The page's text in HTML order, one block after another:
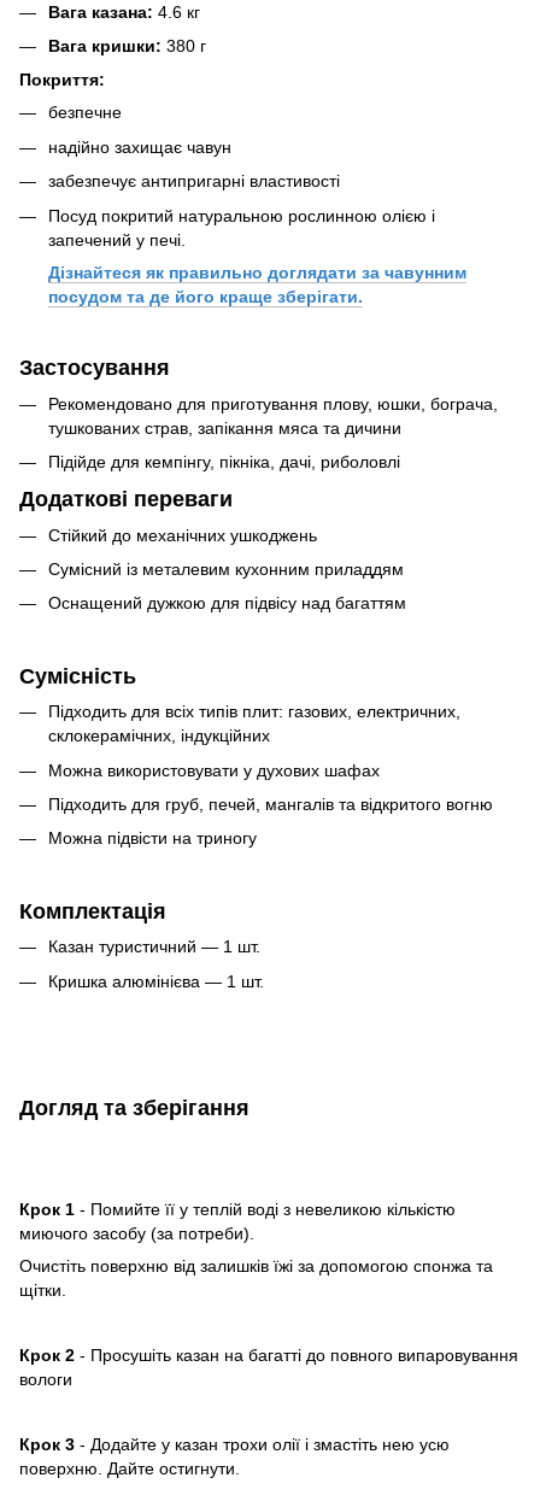
Вага казана: 4.6 кг
Вага кришки: 380 г
Покриття:
безпечне
надійно захищає чавун
забезпечує антипригарні властивості
Посуд покритий натуральною рослинною олією і
запечений у печі.
Дізнайтеся як правильно доглядати за чавунним
посудом та де його краще зберігати.
Застосування
Рекомендовано для приготування плову, юшки, бограча,
тушкованих страв, запікання мяса та дичини
Підійде для кемпінгу, пікніка, дачі, риболовлі
Додаткові переваги
Стійкий до механічних ушкоджень
Сумісний із металевим кухонним приладдям
Оснащений дужкою для підвісу над багаттям
Сумісність
Підходить для всіх типів плит: газових, електричних,
склокерамічних, індукційних
Можна використовувати у духових шафах
Підходить для груб, печей, мангалів та відкритого вогню
Можна підвісти на триногу
Комплектація
Казан туристичний — 1 шт.
Кришка алюмінієва — 1 шт.
Догляд та зберігання
Крок 1 - Помийте її у теплій воді з невеликою кількістю
миючого засобу (за потреби).
Очистіть поверхню від залишків їжі за допомогою спонжа та
щітки.
Крок 2 - Просушіть казан на багатті до повного випаровування
вологи
Крок 3 - Додайте у казан трохи олії і змастіть нею усю
поверхню. Дайте остигнути.